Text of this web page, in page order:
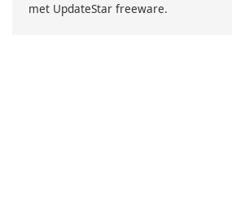
met UpdateStar freeware.